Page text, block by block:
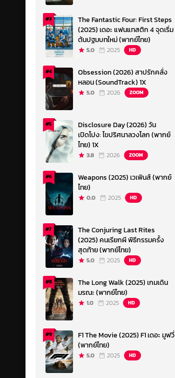
#3
The Fantastic Four: First Steps
(2025) เดอะ แฟนแทสติก 4 จุดเริ่ม
ต้นปฐมบทใหม่ (พากย์ไทย)
5.0 2025 HD
#4
Obsession (2026) สาปรักคลั่ง
หลอน (SoundTrack) 1X
5.0 2026 ZOOM
#5
Disclosure Day (2026) วัน
เปิดโปง: ไขปริศนาลวงโลก (พากย์
ไทย) 1X
3.8 2026 ZOOM
#6
Weapons (2025) เวเพินส์ (พากย์
ไทย)
0.0 2025 HD
#7
The Conjuring Last Rites
(2025) คนเรียกผี พิธีกรรมครั้ง
สุดท้าย (พากย์ไทย)
5.0 2025 HD
#8
The Long Walk (2025) เกมเดิน
มรณะ (พากย์ไทย)
1.0 2025 HD
#9
F1 The Movie (2025) F1 เดอะ มูฟวี่
(พากย์ไทย)
5.0 2025 HD